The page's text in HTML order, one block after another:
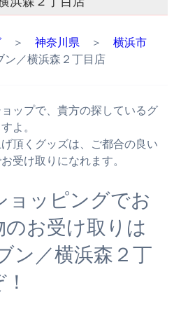
＞ 神奈川県 ＞ 横浜市
／横浜森２丁目店
ップで、貴方の探しているグ
よ。
頂くグッズは、ご都合の良い
受け取りになれます。
ョッピングでお
お受け取りは
ン／横浜森２丁